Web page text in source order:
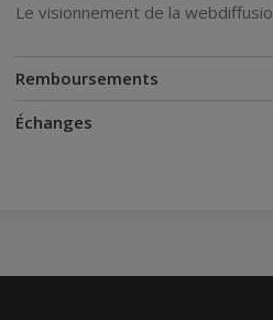
Le visionnement de la
Remboursements
Échanges